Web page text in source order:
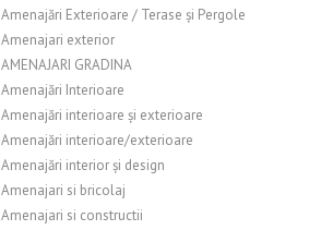
Amenajări Exterioare / Terase și Pergole
Amenajari exterior
AMENAJARI GRADINA
Amenajări Interioare
Amenajări interioare și exterioare
Amenajări interioare/exterioare
Amenajări interior și design
Amenajari si bricolaj
Amenajari si constructii